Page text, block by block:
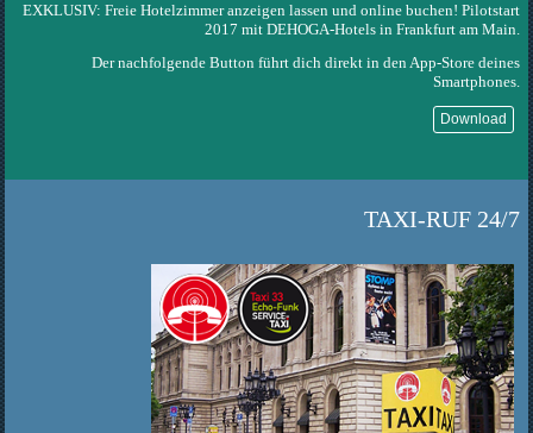
EXKLUSIV: Freie Hotelzimmer anzeigen lassen und online buchen! Pilotstart
2017 mit DEHOGA-Hotels in Frankfurt am Main.
Der nachfolgende Button führt dich direkt in den App-Store deines
Smartphones.
Download
TAXI-RUF 24/7